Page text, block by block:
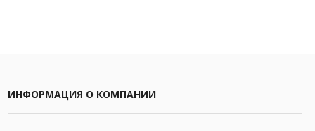
ИНФОРМАЦИЯ О КОМПАНИИ